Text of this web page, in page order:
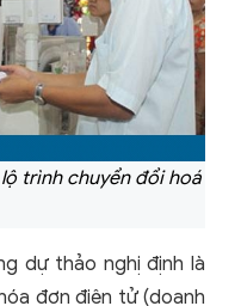
trình chuyển đổi hoá
dự thảo nghị định là
đơn điện tử (doanh